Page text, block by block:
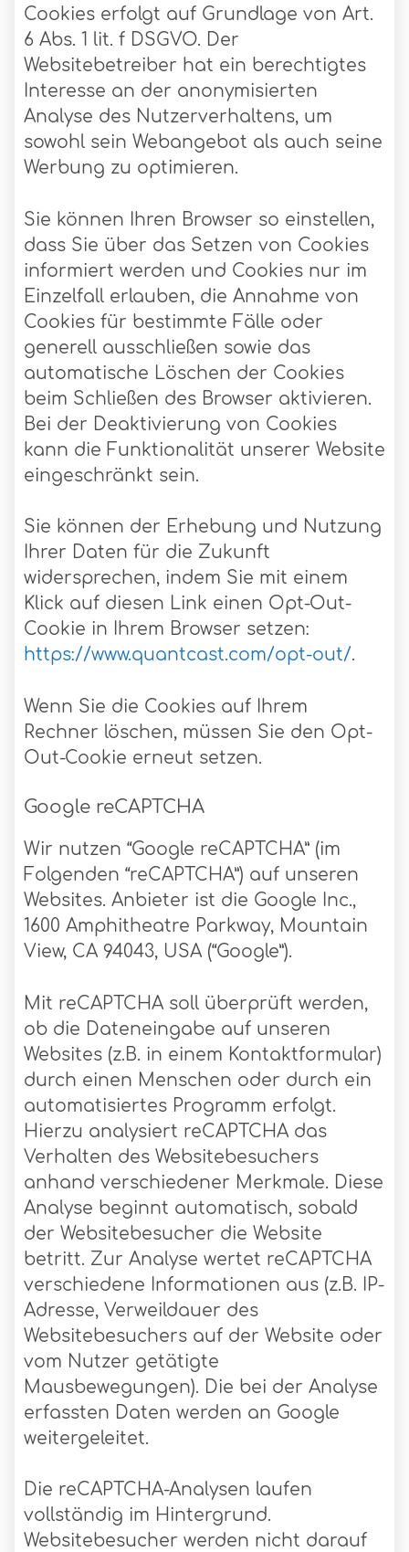
Cookies erfolgt auf Grundlage von Art.
6 Abs. 1 lit. f DSGVO. Der
Websitebetreiber hat ein berechtigtes
Interesse an der anonymisierten
Analyse des Nutzerverhaltens, um
sowohl sein Webangebot als auch seine
Werbung zu optimieren.
Sie können Ihren Browser so einstellen,
dass Sie über das Setzen von Cookies
informiert werden und Cookies nur im
Einzelfall erlauben, die Annahme von
Cookies für bestimmte Fälle oder
generell ausschließen sowie das
automatische Löschen der Cookies
beim Schließen des Browser aktivieren.
Bei der Deaktivierung von Cookies
kann die Funktionalität unserer Website
eingeschränkt sein.
Sie können der Erhebung und Nutzung
Ihrer Daten für die Zukunft
widersprechen, indem Sie mit einem
Klick auf diesen Link einen Opt-Out-
Cookie in Ihrem Browser setzen:
https://www.quantcast.com/opt-out/.
Wenn Sie die Cookies auf Ihrem
Rechner löschen, müssen Sie den Opt-
Out-Cookie erneut setzen.
Google reCAPTCHA
Wir nutzen “Google reCAPTCHA” (im
Folgenden “reCAPTCHA”) auf unseren
Websites. Anbieter ist die Google Inc.,
1600 Amphitheatre Parkway, Mountain
View, CA 94043, USA (“Google”).
Mit reCAPTCHA soll überprüft werden,
ob die Dateneingabe auf unseren
Websites (z.B. in einem Kontaktformular)
durch einen Menschen oder durch ein
automatisiertes Programm erfolgt.
Hierzu analysiert reCAPTCHA das
Verhalten des Websitebesuchers
anhand verschiedener Merkmale. Diese
Analyse beginnt automatisch, sobald
der Websitebesucher die Website
betritt. Zur Analyse wertet reCAPTCHA
verschiedene Informationen aus (z.B. IP-
Adresse, Verweildauer des
Websitebesuchers auf der Website oder
vom Nutzer getätigte
Mausbewegungen). Die bei der Analyse
erfassten Daten werden an Google
weitergeleitet.
Die reCAPTCHA-Analysen laufen
vollständig im Hintergrund.
Websitebesucher werden nicht darauf